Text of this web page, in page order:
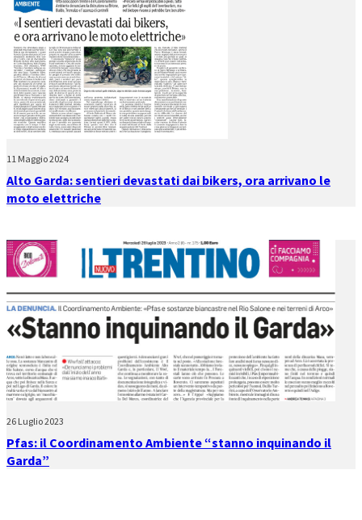
11 Maggio 2024
Alto Garda: sentieri devastati dai bikers, ora arrivano le
moto elettriche
26 Luglio 2023
Pfas: il Coordinamento Ambiente “stanno inquinando il
Garda”